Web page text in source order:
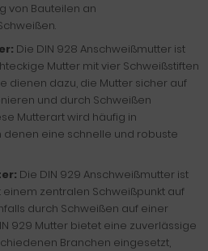
von Bauteilen an
Die DIN 928 Anschweißmutter ist
Mutter mit vier Schweißstiften
dienen dazu, die Mutter sicher auf
und durch Schweißen
Mutterart wird häufig in
eine schnelle und robuste
Die DIN 929 Anschweißmutter ist
zentralen Schweißpunkt auf
durch Schweißen auf einer
929 Mutter bietet eine zuverlässige
Branchen eingesetzt,